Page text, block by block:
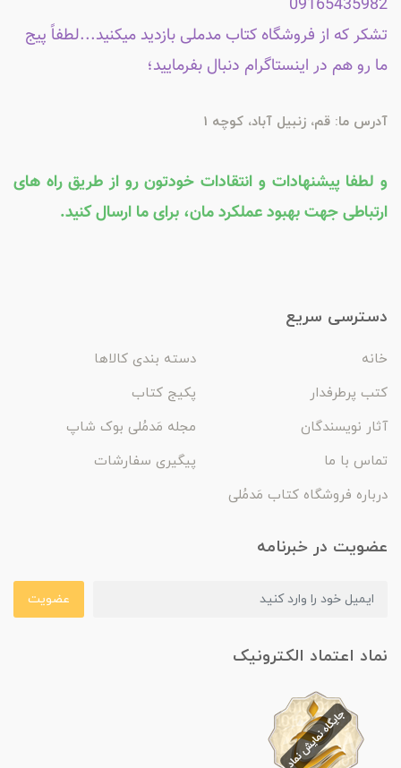
09165435982
تشکر که از فروشگاه کتاب مدملی بازدید میکنید...لطفاً پیج
ما رو هم در اینستاگرام دنبال بفرمایید؛
آدرس ما: قم، زنبیل آباد، کوچه 1
و لطفا پیشنهادات و انتقادات خودتون رو از طریق راه های
ارتباطی جهت بهبود عملکرد مان، برای ما ارسال کنید.
دسترسی سریع
خانه
دسته بندی کالاها
کتب پرطرفدار
پکیج کتاب
آثار نویسندگان
مجله مَدمُلی بوک شاپ
تماس با ما
پیگیری سفارشات
درباره فروشگاه کتاب مَدمُلی
عضویت در خبرنامه
عضویت
نماد اعتماد الکترونیک